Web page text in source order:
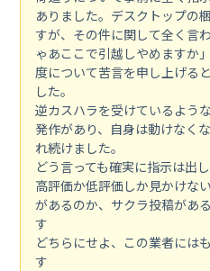
ありました。デスクトップの
すが、その件に関して全く言
ゃあここで引越しやめますか
度について苦言を申し上げる
した。
逆カスハラを受けているよう
発作があり、自身は動けなく
れ続けました。
どう言っても確実に指示は出
高評価か低評価しか見かけな
があるのか、サクラ投稿があ
す
どちらにせよ、この業者には
す